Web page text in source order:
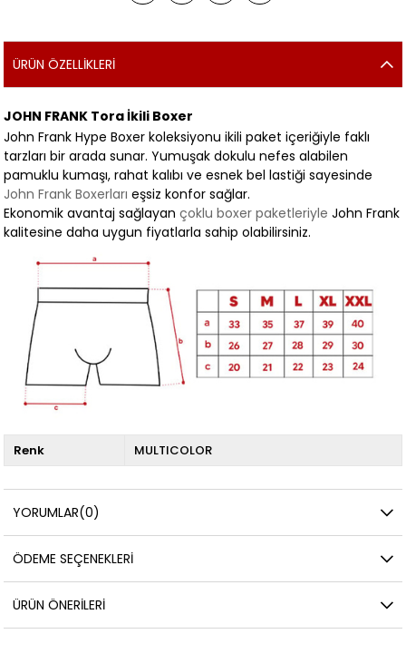
ÜRÜN ÖZELLIKLERI
JOHN FRANK Tora İkili Boxer
John Frank Hype Boxer koleksiyonu ikili paket içeriğiyle faklı
tarzları bir arada sunar. Yumuşak dokulu nefes alabilen
pamuklu kumaşı, rahat kalıbı ve esnek bel lastiği sayesinde
John Frank Boxerları eşsiz konfor sağlar.
Ekonomik avantaj sağlayançoklu boxer paketleriyle John Frank
kalitesine daha uygun fiyatlarla sahip olabilirsiniz.
Renk MULTICOLOR
YORUMLAR(0)
ÖDEME SEÇENEKLERI
ÜRÜN ÖNERILERI